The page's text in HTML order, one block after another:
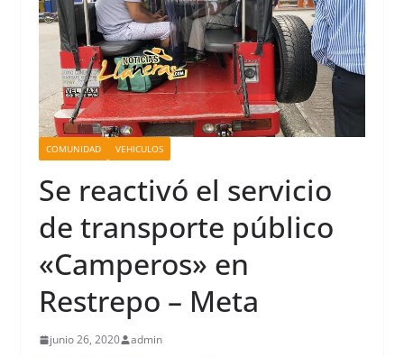
COMUNIDAD VEHICULOS
Se reactivó el servicio
de transporte público
«Camperos» en
Restrepo – Meta
junio 26, 2020 admin